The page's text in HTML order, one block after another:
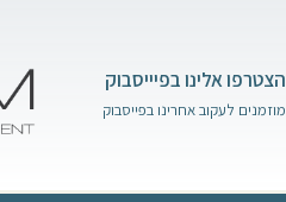
הצטרפו אלינו בפיייסבוק
מוזמנים לעקוב אחרינו בפייסבוק